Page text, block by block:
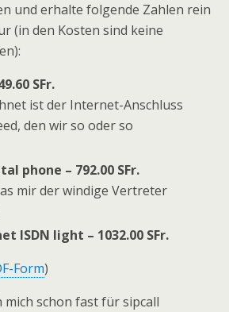
und erhalte folgende Zahlen rein
(in den Kosten sind keine
SFr.
ist der Internet-Anschluss
den wir so oder so
phone – 792.00 SFr.
mir der windige Vertreter
ISDN light – 1032.00 SFr.
Form)
mich schon fast für sipcall